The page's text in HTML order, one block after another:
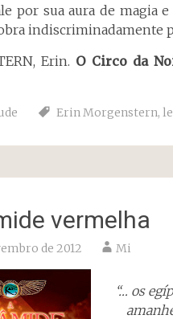
por sua aura de magia
indiscriminadamente
Erin. O Circo da
Erin Morgenstern,
vermelha
de 2012 Mi
“… os